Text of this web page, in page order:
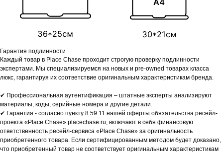
Гарантия подлинности
Каждый товар в Place Chase проходит строгую проверку подлинности
экспертами. Мы специализируемся на новых и pre-owned товарах класса
люкс, гарантируя их соответствие оригинальным характеристикам бренда.
✔ Профессиональная аутентификация – штатные эксперты анализируют
материалы, коды, серийные номера и другие детали.
✔ Гарантия - согласно пункту 8.59.11 нашей оферты обязательства ресейл-
проекта «Place Chase» placechase.ru, включают в себя финансовую
ответственность ресейл-сервиса «Place Chase» за оригинальность
приобретенного товара. Если сертифицированным методом будет доказано,
что приобретенный товар не соответствует оригинальным характеристикам